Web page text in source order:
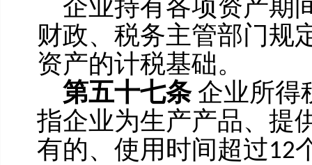
企业持有各项资产期
财政、税务主管部门规
资产的计税基础。
第五十七条 企业所得
指企业为生产产品、提
有的、使用时间超过12